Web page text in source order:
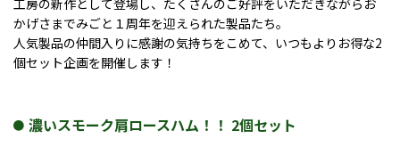
かげさまでみごと１周年を迎えられた製品たち。
人気製品の仲間入りに感謝の気持ちをこめて、いつもよりお得な2
個セット企画を開催します！
濃いスモーク肩ロースハム！！ 2個セット